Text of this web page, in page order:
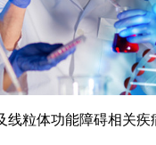
粒体功能障碍相关疾